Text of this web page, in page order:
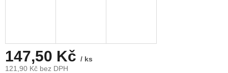
147,50 Kč / ks
121,90 Kč bez DPH